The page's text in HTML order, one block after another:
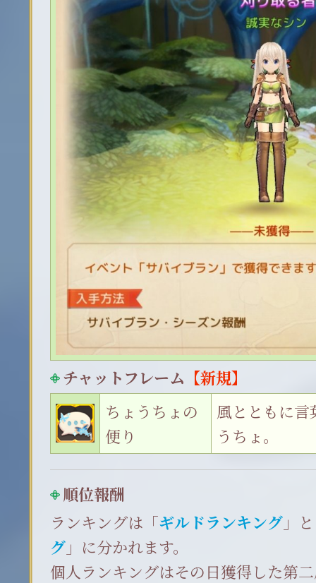
チャットフレーム 【新規】
ちょうちょの
便り
風とともに
うちょ。
順位報酬
ランキングは「ギルドランキング 」
グ 」に分かれます。
個人ランキングはその日獲得した第